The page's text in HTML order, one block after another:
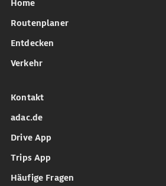
Home
Routenplaner
Entdecken
Verkehr
Kontakt
adac.de
Drive App
Trips App
Häufige Fragen